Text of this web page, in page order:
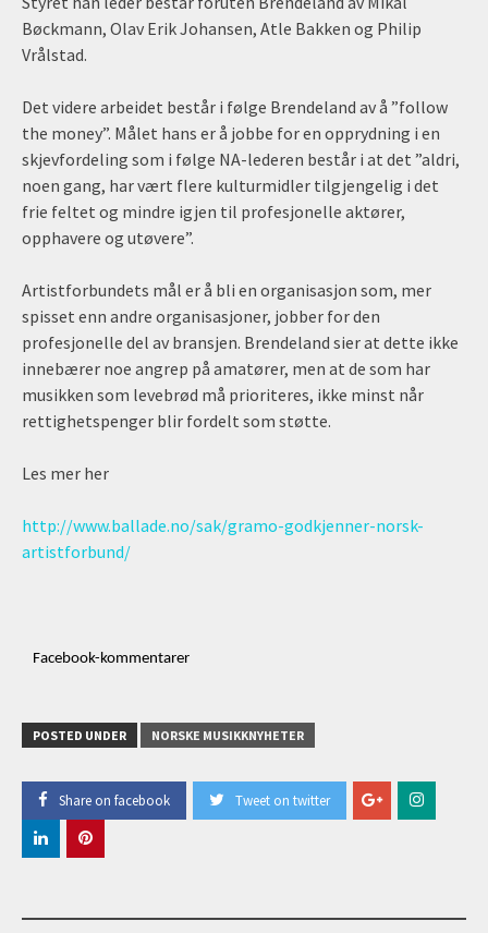
Bøckmann, Olav Erik Johansen, Atle Bakken og Philip
Vrålstad.
Det videre arbeidet består i følge Brendeland av å ”follow
the money”. Målet hans er å jobbe for en opprydning i en
skjevfordeling som i følge NA-lederen består i at det ”aldri,
noen gang, har vært flere kulturmidler tilgjengelig i det
frie feltet og mindre igjen til profesjonelle aktører,
opphavere og utøvere”.
Artistforbundets mål er å bli en organisasjon som, mer
spisset enn andre organisasjoner, jobber for den
profesjonelle del av bransjen. Brendeland sier at dette ikke
innebærer noe angrep på amatører, men at de som har
musikken som levebrød må prioriteres, ikke minst når
rettighetspenger blir fordelt som støtte.
Les mer her
http://www.ballade.no/sak/gramo-godkjenner-norsk-
artistforbund/
Facebook-kommentarer
POSTED UNDER NORSKE MUSIKKNYHETER
Share on facebook Tweet on twitter